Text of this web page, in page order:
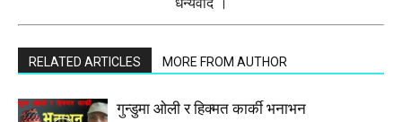
RELATED ARTICLES MORE FROM AUTHOR
गुन्डुमा ओली र हिक्मत कार्की भनाभन